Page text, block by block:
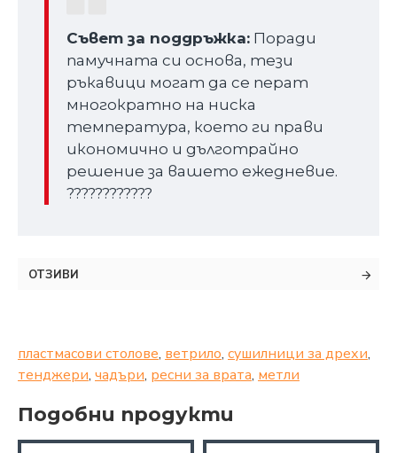
Съвет за поддръжка: Поради
памучната си основа, тези
ръкавици могат да се перат
многократно на ниска
температура, което ги прави
икономично и дълготрайно
решение за вашето ежедневие.
????????????️
ОТЗИВИ
пластмасови столове, ветрило, сушилници за дрехи,
тенджери, чадъри, ресни за врата, метли
Подобни продукти